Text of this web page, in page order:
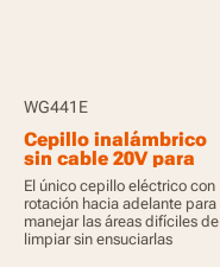
WG441E
Cepillo inalámbrico
sin cable 20V para
limpieza de
superficies múltiples
en patios con batería
de 2,0Ah y cargador
El único cepillo eléctrico con
rotación hacia adelante para
manejar las áreas difíciles de
limpiar sin ensuciarlas